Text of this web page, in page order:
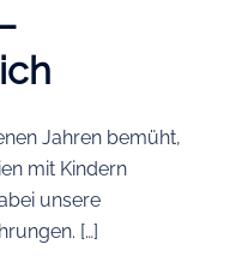
Jahren bemüht,
mit Kindern
unsere
[…]